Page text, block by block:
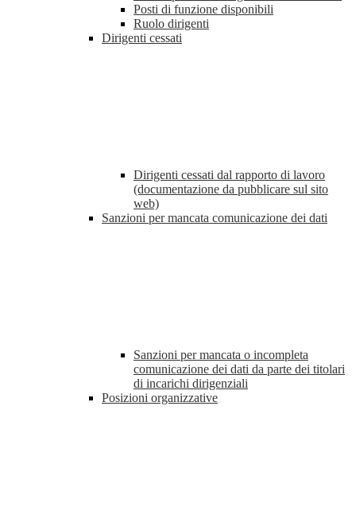
Posti di funzione disponibili
Ruolo dirigenti
Dirigenti cessati
Dirigenti cessati dal rapporto di lavoro
(documentazione da pubblicare sul sito
web)
Sanzioni per mancata comunicazione dei dati
Sanzioni per mancata o incompleta
comunicazione dei dati da parte dei titolari
di incarichi dirigenziali
Posizioni organizzative